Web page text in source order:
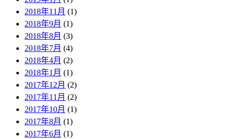
2018年11月 (1)
2018年9月 (1)
2018年8月 (3)
2018年7月 (4)
2018年4月 (2)
2018年1月 (1)
2017年12月 (2)
2017年11月 (2)
2017年10月 (1)
2017年8月 (1)
2017年6月 (1)